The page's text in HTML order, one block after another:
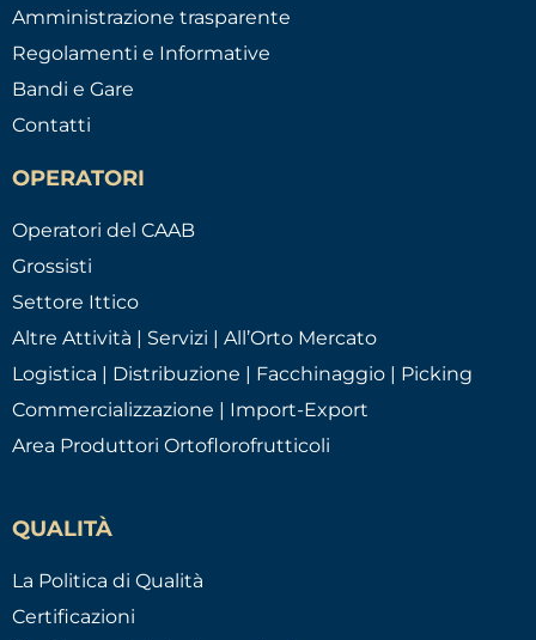
Amministrazione trasparente
Regolamenti e Informative
Bandi e Gare
Contatti
OPERATORI
Operatori del CAAB
Grossisti
Settore Ittico
Altre Attività | Servizi | All’Orto Mercato
Logistica | Distribuzione | Facchinaggio | Picking
Commercializzazione | Import-Export
Area Produttori Ortoflorofrutticoli
QUALITÀ
La Politica di Qualità
Certificazioni